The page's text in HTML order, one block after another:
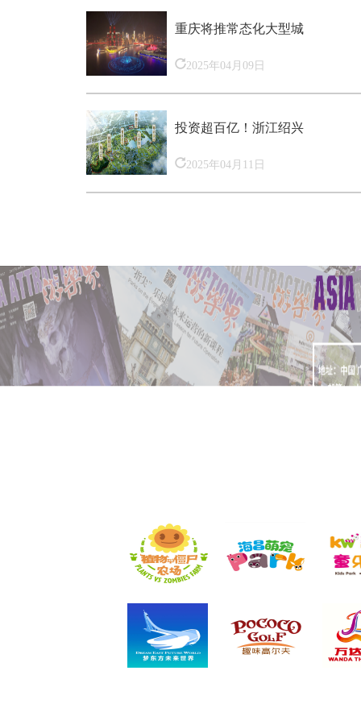
重庆将推常态化大型城
2025年04月09日
投资超百亿！浙江绍兴
2025年04月11日